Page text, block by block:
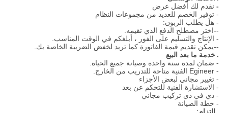
-نقدم لك أفضل عرض
- توفير الخصم للعديد من مجموعات النظام
- هل يطلب الزبون:
--اختر مصطلح الدفع الذي تقيمه.
- الإنتاج والتسليم على الفور ، أبلغكم في الوقت المناسب.
--يمكن تقديم قيمة الفاتورة كما تريد لخفض الضريبة الخاصة بك.
. خدمة ما بعد البيع
- ضمان لمدة سنة واحدة وصيانة جميع الحياة.
- Egineer الفنية متاحة للتدريب من الخارج.
- تغيير مجاني لبعض الأجزاء
- الاستشارة الفنية للتحكم عن بعد
- دي في دي تركيب مجاني
- خطة الصيانة